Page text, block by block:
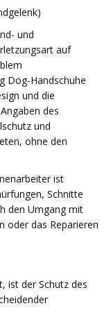
und
auf
Dog-Handschuhe
und die
des
und
ohne den
ist
Schnitte
den Umgang mit
oder das Reparieren
ist der Schutz des